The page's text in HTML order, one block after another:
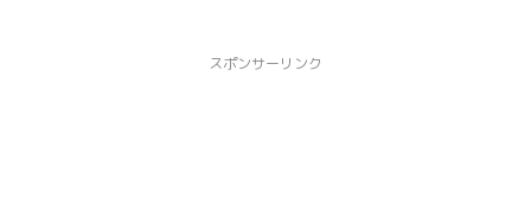
スポンサーリンク